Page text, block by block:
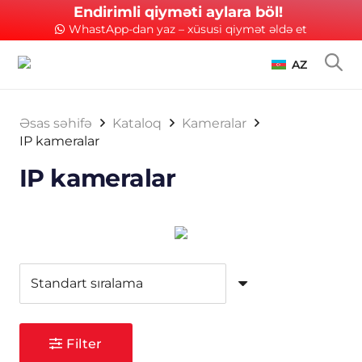
Endirimli qiyməti aylara böl!
WhastApp-dan yaz – xüsusi qiymət əldə et
AZ
Əsas səhifə Kataloq
Kameralar
IP kameralar
IP kameralar
Filter